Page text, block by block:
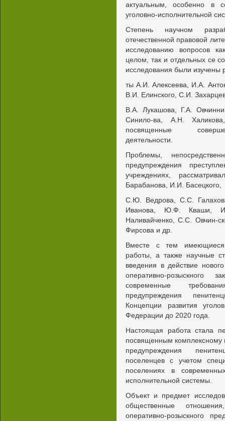
актуальным, особенно в
уголовно-исполнительной
Степень научном
отечественной правовой
исследованию вопросов
целом, так и отдельных се
исследования были изучены
ты А.И. Алексеева, И.А.
В.И. Елинского, С.И.
B.А. Лукашова, Г.А.
Синило-ва, А.Н.
посвященные
деятельности.
Проблемы,
предупреждения
учреждениях,
Барабанова, И.И. Басецкого,
C.Ю. Ведрова, С.С.
Иванова, Ю.Ф. Кваши,
Наливайченко, С.С. Овчин-
Фирсова и др.
Вместе с тем имеющиеся
работы, а также научные
введения в действие
оперативно-розыскного
современные
предупреждения
Концепции развития
Федерации до 2020 года.
Настоящая работа стала
посвященным комплексному
предупреждения
поселенцев с учетом
поселениях в
исполнительной системы.
Объект и предмет
общественные
оперативно-розыскного